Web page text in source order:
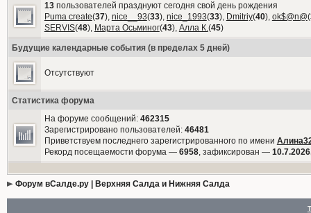
13пользователей празднуют сегодня свой день рождения
Puma create(37), nice__93(33), nice_1993(33), Dmitriy(40), ok$@n@(
SERVIS(48), Марта Осьминог(43), Алла К.(45)
Будущие календарные события (в пределах 5 дней)
Отсутствуют
Статистика форума
На форуме сообщений: 462315
Зарегистрировано пользователей: 46481
Приветствуем последнего зарегистрированного по имени
Рекорд посещаемости форума — 6958, зафиксирован —
Форум вСалде.ру | Верхняя Салда и Нижняя Салда